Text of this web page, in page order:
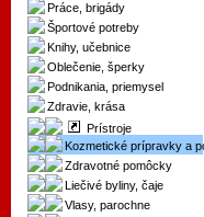
Práce, brigády
Športové potreby
Knihy, učebnice
Oblečenie, šperky
Podnikania, priemysel
Zdravie, krása
Prístroje
Kozmetické prípravky a
Zdravotné pomôcky
Liečivé byliny, čaje
Vlasy, parochne